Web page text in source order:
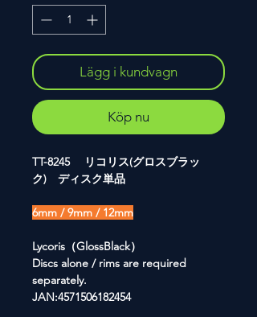
Lägg i kundvagn
Köp nu
TT-8245 リコリス(グロスブラッ
ク) ディスク単品
6mm / 9mm / 12mm
Lycoris（GlossBlack）
Discs alone / rims are required
separately.
JAN:4571506182454